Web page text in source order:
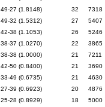
49-27 (1.8148) 32
7318
49-32 (1.5312) 27
5407
42-38 (1.1053) 26
5246
38-37 (1.0270) 22
3865
38-38 (1.0000) 21
7211
42-50 (0.8400) 21
3690
33-49 (0.6735) 21
4630
27-39 (0.6923) 20
4876
25-28 (0.8929) 18
5000